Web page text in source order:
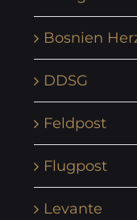
Bosnien
DDSG
Feldpost
Flugpost
Levante